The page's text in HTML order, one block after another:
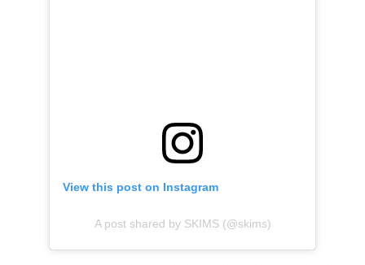
View this post on Instagram
A post shared by SKIMS (@skims)